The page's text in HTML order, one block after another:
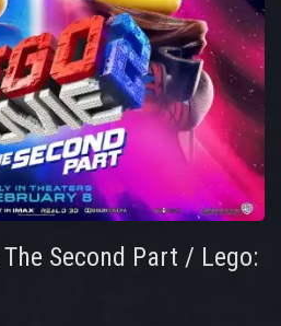
Second Part / Lego: